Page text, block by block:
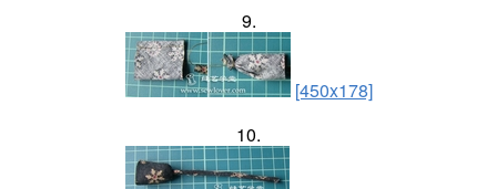
9.
[450x178]
10.